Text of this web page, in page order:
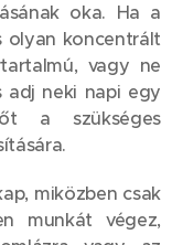
oka. Ha a
olyan koncentrált
vagy ne
adj neki napi egy
a szükséges
miközben csak
munkát végez,